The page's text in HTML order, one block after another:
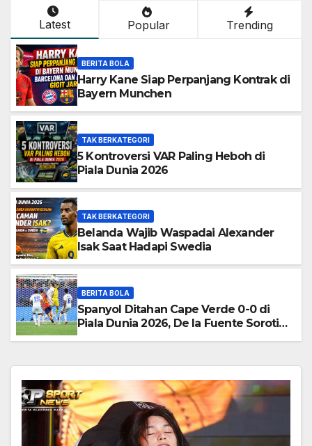
Latest Popular Trending
BERITA BOLA
Harry Kane Siap Perpanjang Kontrak di
Bayern Munchen
TAK BERKATEGORI
5 Kontroversi VAR Paling Heboh di
Piala Dunia 2026
TAK BERKATEGORI
Belanda Wajib Waspadai Alexander
Isak Saat Hadapi Swedia
BERITA BOLA
Spanyol Ditahan Cape Verde 0-0 di
Piala Dunia 2026, De la Fuente Soroti